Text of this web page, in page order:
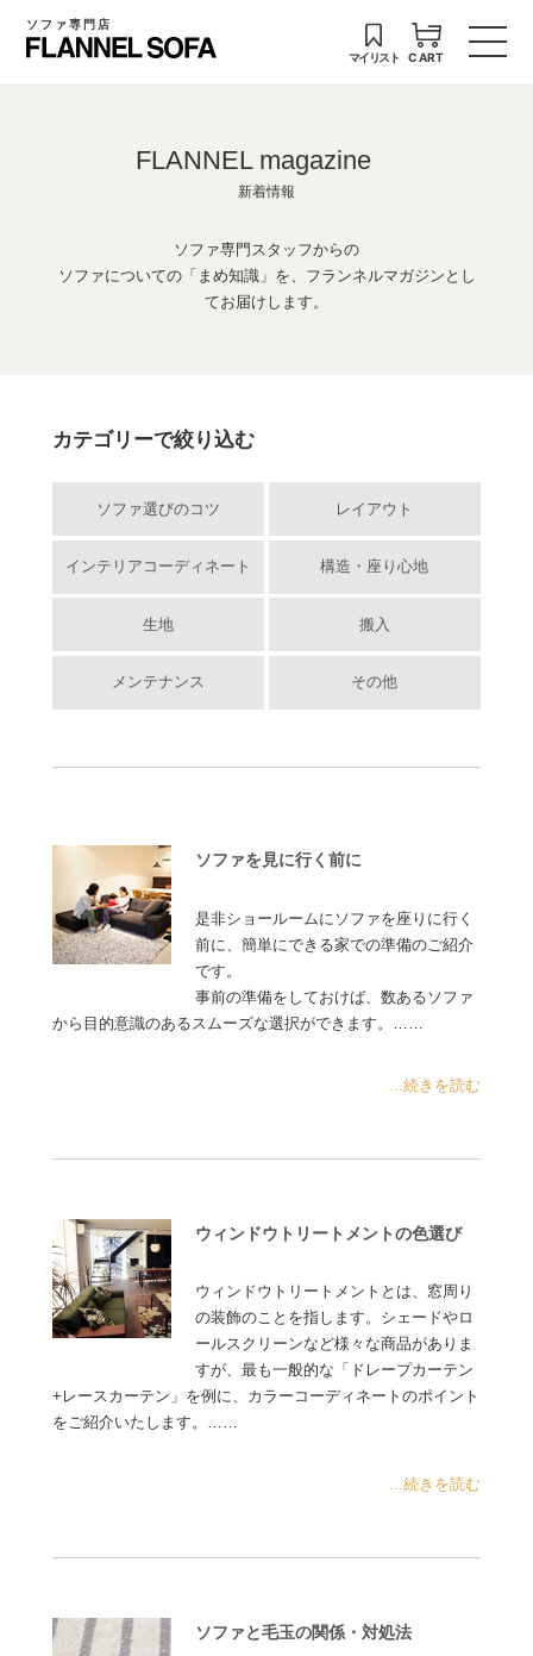
ソファ専門店
マイリスト CART
FLANNEL magazine
新着情報
ソファ専門スタッフからの
ソファについての「まめ知識」を、フランネルマガジンとし
てお届けします。
カテゴリーで絞り込む
ソファ選びのコツ レイアウト
インテリアコーディネート 構造・座り心地
生地 搬入
メンテナンス その他
ソファを見に行く前に
是非ショールームにソファを座りに行く
前に、簡単にできる家での準備のご紹介
です。
事前の準備をしておけば、数あるソファ
から目的意識のあるスムーズな選択ができます。……
...続きを読む
ウィンドウトリートメントの色選び
ウィンドウトリートメントとは、窓周り
の装飾のことを指します。シェードやロ
ールスクリーンなど様々な商品がありま
すが、最も一般的な「ドレープカーテン
+レースカーテン」を例に、カラーコーディネートのポイント
をご紹介いたします。……
...続きを読む
ソファと毛玉の関係・対処法